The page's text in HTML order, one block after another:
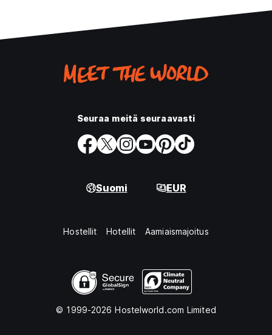
Seuraa meitä seuraavasti
Suomi EUR
Hostellit Hotellit Aamiaismajoitus
© 1999-2026 Hostelworld.com Limited